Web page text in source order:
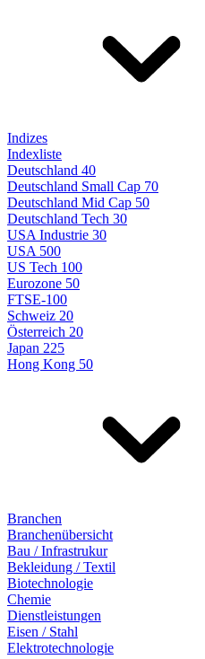
Indizes
Indexliste
Deutschland 40
Deutschland Small Cap 70
Deutschland Mid Cap 50
Deutschland Tech 30
USA Industrie 30
USA 500
US Tech 100
Eurozone 50
FTSE-100
Schweiz 20
Österreich 20
Japan 225
Hong Kong 50
Branchen
Branchenübersicht
Bau / Infrastrukur
Bekleidung / Textil
Biotechnologie
Chemie
Dienstleistungen
Eisen / Stahl
Elektrotechnologie